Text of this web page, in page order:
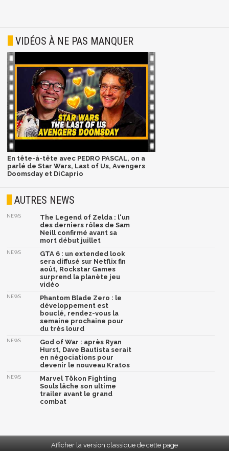
VIDÉOS À NE PAS MANQUER
En tête-à-tête avec PEDRO PASCAL, on a
parlé de Star Wars, Last of Us, Avengers
Doomsday et DiCaprio
AUTRES NEWS
NEWS
The Legend of Zelda : l'un
des derniers rôles de Sam
Neill confirmé avant sa
mort début juillet
NEWS
GTA 6 : un extended look
sera diffusé sur Netflix fin
août, Rockstar Games
surprend la planète jeu
vidéo
NEWS
Phantom Blade Zero : le
développement est
bouclé, rendez-vous la
semaine prochaine pour
du très lourd
NEWS
God of War : après Ryan
Hurst, Dave Bautista serait
en négociations pour
devenir le nouveau Kratos
NEWS
Marvel Tōkon Fighting
Souls lâche son ultime
trailer avant le grand
combat
Afficher la version classique de cette page